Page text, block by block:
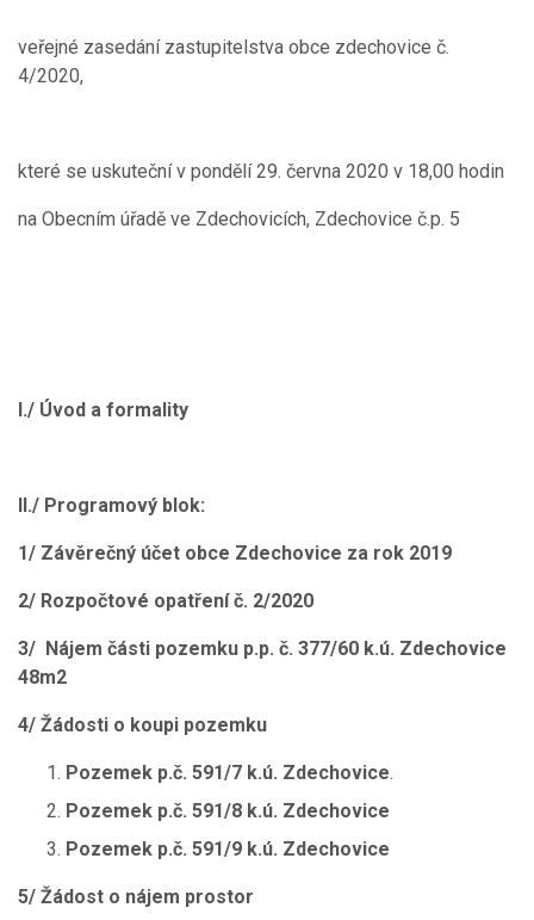
veřejné zasedání zastupitelstva obce zdechovice č.
4/2020,
které se uskuteční v pondělí 29. června 2020 v 18,00 hodin
na Obecním úřadě ve Zdechovicích, Zdechovice č.p. 5
I./ Úvod a formality
II./ Programový blok:
1/ Závěrečný účet obce Zdechovice za rok 2019
2/ Rozpočtové opatření č. 2/2020
3/ Nájem části pozemku p.p. č. 377/60 k.ú. Zdechovice
48m2
4/ Žádosti o koupi pozemku
Pozemek p.č. 591/7 k.ú. Zdechovice.
Pozemek p.č. 591/8 k.ú. Zdechovice
Pozemek p.č. 591/9 k.ú. Zdechovice
5/ Žádost o nájem prostor